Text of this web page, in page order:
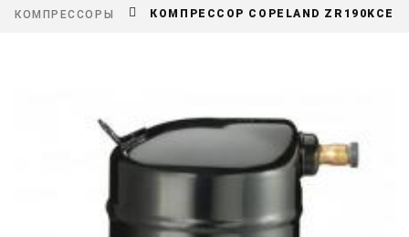
КОМПРЕССОРЫ
КОМПРЕССОР COPELAND ZR190KCE